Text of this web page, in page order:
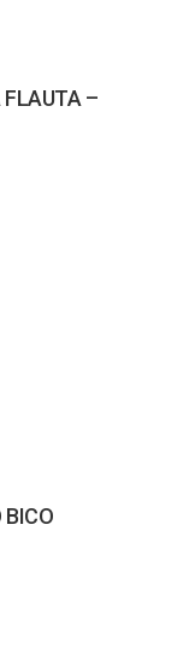
FLAUTA –
BICO